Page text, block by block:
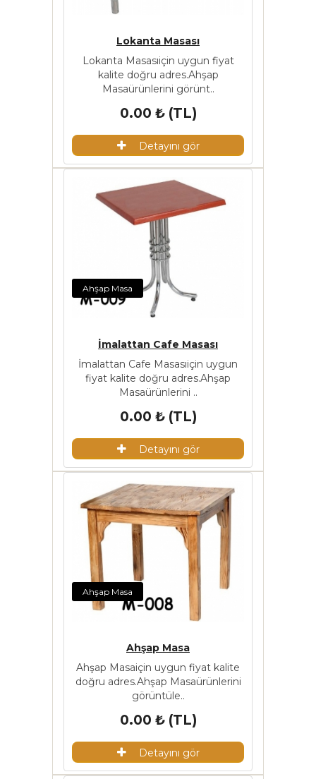
Lokanta Masası
Lokanta Masasıiçin uygun fiyat
kalite doğru adres.Ahşap
Masaürünlerini görünt..
0.00 ₺ (TL)
Detayını gör
Ahşap Masa
İmalattan Cafe Masası
İmalattan Cafe Masasıiçin uygun
fiyat kalite doğru adres.Ahşap
Masaürünlerini ..
0.00 ₺ (TL)
Detayını gör
Ahşap Masa
Ahşap Masa
Ahşap Masaiçin uygun fiyat kalite
doğru adres.Ahşap Masaürünlerini
görüntüle..
0.00 ₺ (TL)
Detayını gör